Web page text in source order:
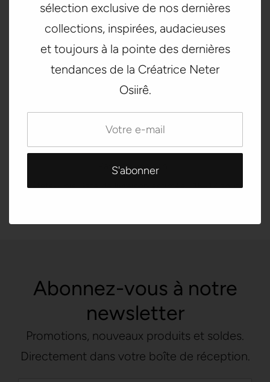
sélection exclusive de nos dernières
collections, inspirées, audacieuses
et toujours à la pointe des dernières
tendances de la Créatrice Neter
Osiirê.
68 94
72 98
80 106
114
Pays de livraison :
États-UnisDate de livraison estimée :15⁠–17 août
Abonnez-vous à notre
newsletter
Promotions, nouveaux produits et soldes.
Directement dans votre boîte de réception.